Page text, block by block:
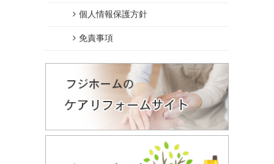
個人情報保護方針
免責事項